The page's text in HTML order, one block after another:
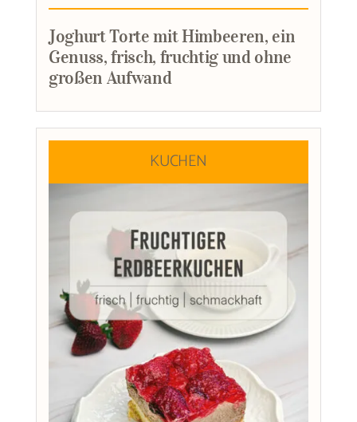
Joghurt Torte mit Himbeeren, ein
Genuss, frisch, fruchtig und ohne
großen Aufwand
KUCHEN